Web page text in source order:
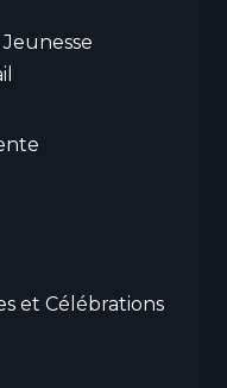
et Célébrations